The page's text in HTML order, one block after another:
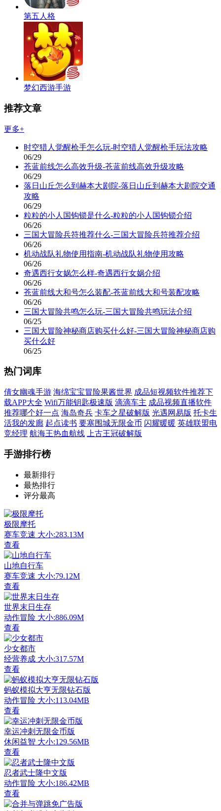
第五人格
梦幻西游手游
推荐文章
更多+
时空猎人觉醒枪手怎么玩-时空猎人觉醒枪手玩法攻略
06/29
苍蓝前线怎么高效升级-苍蓝前线高效升级攻略
06/29
落日山丘怎么到赫本大剧院-落日山丘到赫本大剧院交通
攻略
06/29
粒粒的小人国钩锁是什么-粒粒的小人国钩锁介绍
06/26
三国大冒险兵符推荐什么-三国大冒险兵符推荐介绍
06/26
机动战队礼物使用指南-机动战队礼物使用攻略
06/26
奇遇西行女娲怎么样-奇遇西行女娲介绍
06/26
苍蓝前线大和号怎么装配-苍蓝前线大和号装配攻略
06/26
三国大冒险共鸣怎么玩-三国大冒险共鸣玩法介绍
06/25
三国大冒险神秘商店购买什么好-三国大冒险神秘商店购
买什么好
06/25
热门词库
倩女幽魂手游 海绵宝宝冒险果酱世界 成品短视频软件推荐下
载APP大全 Wifi万能钥匙极速版 滴滴车主 成品视频直播软件
推荐哪个好一点 海岛奇兵 卡车之星破解版 光遇网易版 托卡生
活我的发廊 起点读书 要塞围城无限金币 闪耀暖暖 英雄联盟电
竞经理 航海王热血航线 上古王冠破解版
手游排行榜
最新排行
最热排行
评分最高
极限摩托
赛车竞速 大小:283.13M
查看
山地自行车
赛车竞速 大小:79.12M
查看
世界末日生存
动作冒险 大小:886.09M
查看
少女都市
经营养成 大小:317.57M
查看
蚂蚁模拟大亨无限钻石版
动作冒险 大小:113.04MB
查看
幸运冲刺无限金币版
休闲益智 大小:129.56MB
查看
忍者武士隆中文版
动作冒险 大小:186.42MB
查看